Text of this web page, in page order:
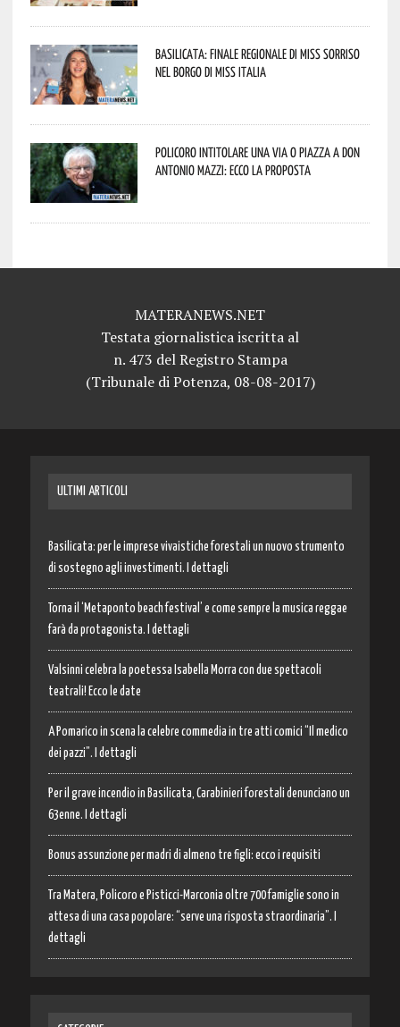
Basilicata: finale regionale di Miss Sorriso
nel borgo di Miss Italia
Policoro intitolare una via o piazza a don
Antonio Mazzi: ecco la proposta
MATERANEWS.NET
Testata giornalistica iscritta al
n. 473 del Registro Stampa
(Tribunale di Potenza, 08-08-2017)
ULTIMI ARTICOLI
Basilicata: per le imprese vivaistiche forestali un nuovo strumento
di sostegno agli investimenti. I dettagli
Torna il ‘Metaponto beach festival’ e come sempre la musica reggae
farà da protagonista. I dettagli
Valsinni celebra la poetessa Isabella Morra con due spettacoli
teatrali! Ecco le date
A Pomarico in scena la celebre commedia in tre atti comici “Il medico
dei pazzi”. I dettagli
Per il grave incendio in Basilicata, Carabinieri forestali denunciano un
63enne. I dettagli
Bonus assunzione per madri di almeno tre figli: ecco i requisiti
Tra Matera, Policoro e Pisticci-Marconia oltre 700 famiglie sono in
attesa di una casa popolare: “serve una risposta straordinaria”. I
dettagli